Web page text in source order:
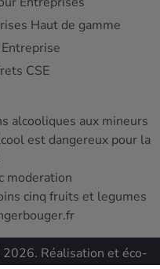
Haut de gamme
CSE
alcooliques aux mineurs
est dangereux pour la
moderation
cinq fruits et legumes
Réalisation et éco-